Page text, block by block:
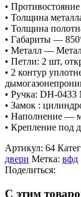
•
• Толщина
• Толщина
• Габариты —
• Металл —
• Петли: 2 шт,
• 2 контур
• Ручка: DH-0433
• Замок :
• Наполнение —
• Крепление под
Артикул: 64
двери Метка: вфд
Поделиться:
С этим